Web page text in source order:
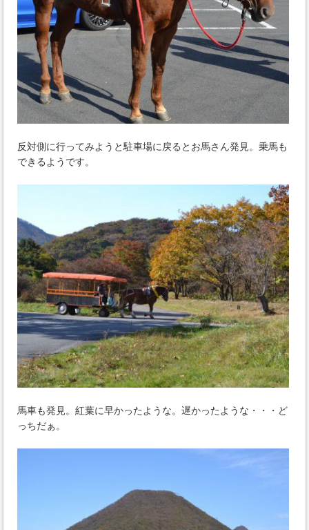
反対側に行ってみようと駐車場に戻るとお馬さん発見。乗馬も
できるようです。
馬車も発見。紅葉に早かったような。遅かったような・・・ど
っちだぁ。